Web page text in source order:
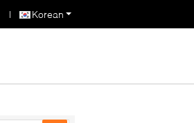
Korean
|